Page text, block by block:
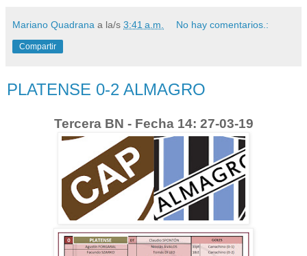
Mariano Quadrana a la/s 3:41 a.m. No hay comentarios.:
Compartir
PLATENSE 0-2 ALMAGRO
Tercera BN - Fecha 14: 27-03-19